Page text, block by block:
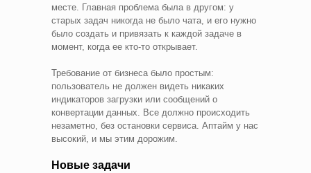
месте. Главная проблема была в другом: у
старых задач никогда не было чата, и его нужно
было создать и привязать к каждой задаче в
момент, когда ее кто-то открывает.
Требование от бизнеса было простым:
пользователь не должен видеть никаких
индикаторов загрузки или сообщений о
конвертации данных. Все должно происходить
незаметно, без остановки сервиса. Аптайм у нас
высокий, и мы этим дорожим.
Новые задачи